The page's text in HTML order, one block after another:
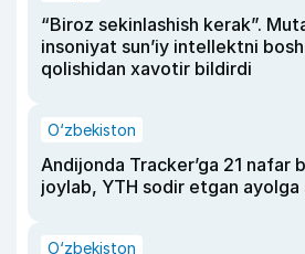
“Biroz sekinlashish kerak”.
insoniyat sun’iy intellektni
qolishidan xavotir bildirdi
O‘zbekiston
Andijonda Tracker’ga 21 nafar
joylab, YTH sodir etgan ayolga
O‘zbekiston